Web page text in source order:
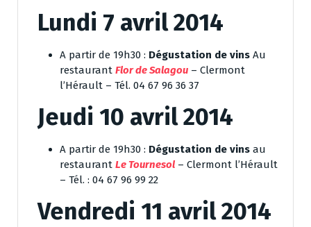
Lundi 7 avril 2014
A partir de 19h30 : Dégustation de vins Au
restaurant Flor de Salagou – Clermont
l’Hérault – Tél. 04 67 96 36 37
Jeudi 10 avril 2014
A partir de 19h30 : Dégustation de vins au
restaurant Le Tournesol – Clermont l’Hérault
– Tél. : 04 67 96 99 22
Vendredi 11 avril 2014